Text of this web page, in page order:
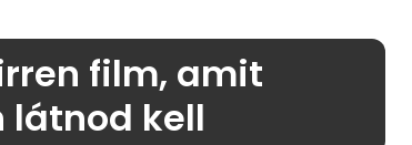
film, amit
látnod kell